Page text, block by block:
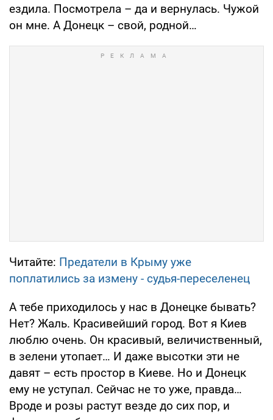
ездила. Посмотрела – да и вернулась. Чужой
он мне. А Донецк – свой, родной…
Читайте: Предатели в Крыму уже
поплатились за измену - судья-переселенец
А тебе приходилось у нас в Донецке бывать?
Нет? Жаль. Красивейший город. Вот я Киев
люблю очень. Он красивый, величиственный,
в зелени утопает… И даже высотки эти не
давят – есть простор в Киеве. Но и Донецк
ему не уступал. Сейчас не то уже, правда…
Вроде и розы растут везде до сих пор, и